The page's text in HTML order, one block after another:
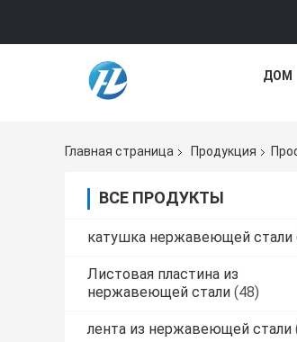
ДОМ
Главная страница Продукция
ВСЕ ПРОДУКТЫ
катушка нержавеющей стали
Листовая пластина из
нержавеющей стали (48)
лента из нержавеющей стали